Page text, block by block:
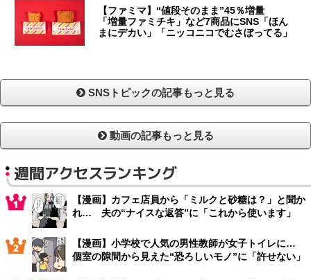
【ファミマ】“値段そのまま”45％増量
「増量ファミチキ」など7商品にSNS「ほん
まにデカい」「ニッコニコでむさぼってる」
SNSトピックの記事もっと見る
動画の記事もっと見る
週間アクセスランキング
【漫画】カフェ店員から「ミルクと砂糖は？」と聞か
れ… 夫の“ナイスな返答”に「これから使います」
【漫画】小学校で人気の男性教師が女子トイレに…
個室の隙間から見えた“恐ろしいモノ”に「許せない」